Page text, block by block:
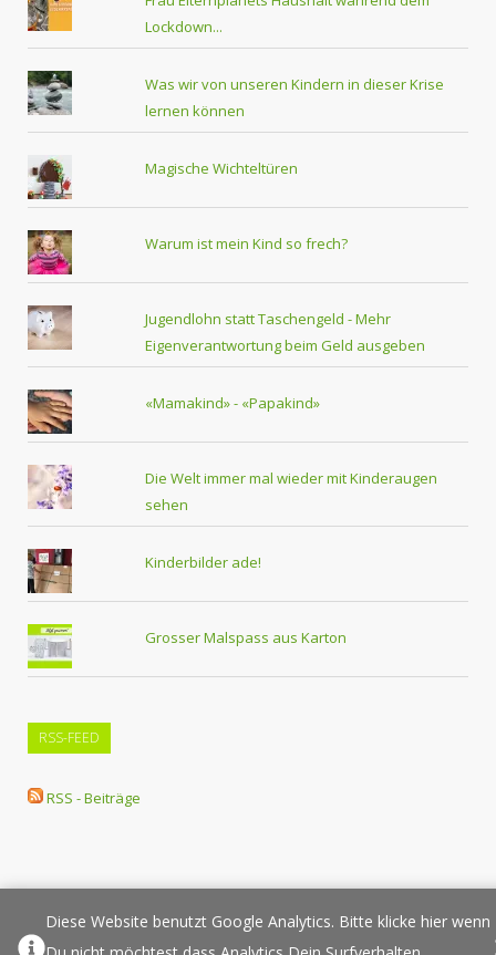
Lockdown...
Was wir von unseren Kindern in dieser Krise
lernen können
Magische Wichteltüren
Warum ist mein Kind so frech?
Jugendlohn statt Taschengeld - Mehr
Eigenverantwortung beim Geld ausgeben
«Mamakind» - «Papakind»
Die Welt immer mal wieder mit Kinderaugen
sehen
Kinderbilder ade!
Grosser Malspass aus Karton
RSS-FEED
RSS - Beiträge
Über Elternplanet Pressespiegel Werbung/Sponsoring
Diese Website benutzt Google Analytics. Bitte klicke hier wenn